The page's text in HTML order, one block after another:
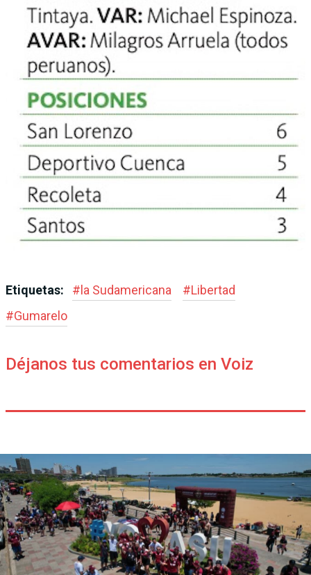
Etiquetas: # la Sudamericana #Liber­tad
#Gumarelo
Déjanos tus comentarios en Voiz